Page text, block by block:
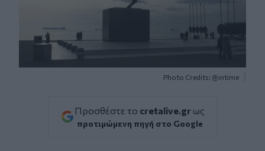
Photo Credits: @intime
Προσθέστε το cretalive.gr ως
προτιμώμενη πηγή στο Google